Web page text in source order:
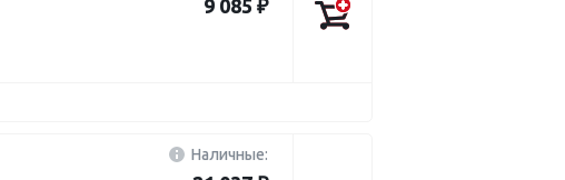
9 085 ₽
Наличные: